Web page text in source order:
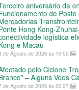
aniversário da
do
Hong Kong-
logística
e Macau
de Agosto de 2026 às 10:00
pelo Ciclone
– Alguns Voos
de Agosto de 2026 às 22:27